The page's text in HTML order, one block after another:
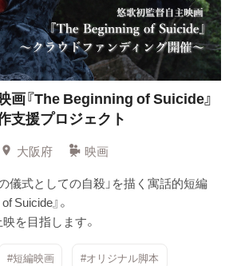
画『The Beginning of Suicide』
支援プロジェクト
大阪府
映画
儀式としての自殺」を描く寓話的短編
Suicide』。
を目指します。
#短編映画 #オリジナル脚本